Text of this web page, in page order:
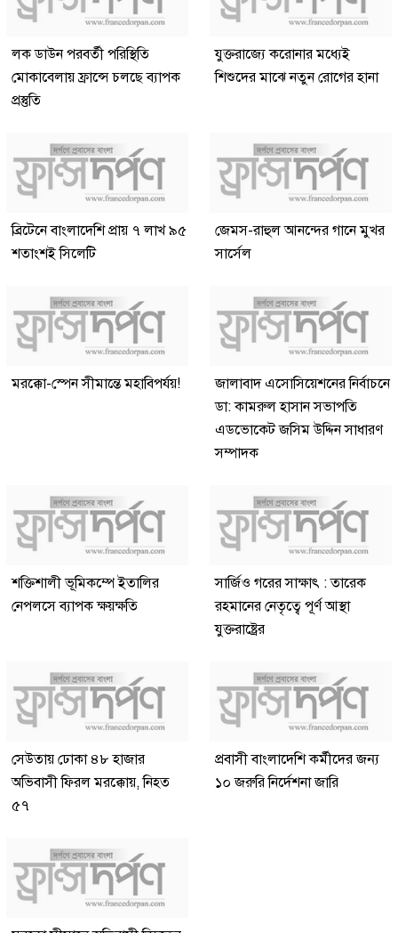
লক ডাউন পরবর্তী পরিস্থিতি
মোকাবেলায় ফ্রান্সে চলছে ব্যাপক
প্রস্তুতি
যুক্তরাজ্যে করোনার মধ্যেই
শিশুদের মাঝে নতুন রোগের হানা
ব্রিটেনে বাংলাদেশি প্রায় ৭ লাখ ৯৫
শতাংশই সিলেটি
জেমস-রাহুল আনন্দের গানে মুখর
সার্সেল
মরক্কো-স্পেন সীমান্তে মহাবিপর্যয়!
জালাবাদ এসোসিয়েশনের নির্বাচনে
ডা: কামরুল হাসান সভাপতি
এডভোকেট জসিম উদ্দিন সাধারণ
সম্পাদক
শক্তিশালী ভূমিকম্পে ইতালির
নেপলসে ব্যাপক ক্ষয়ক্ষতি
সার্জিও গরের সাক্ষাৎ : তারেক
রহমানের নেতৃত্বে পূর্ণ আস্থা
যুক্তরাষ্ট্রের
সেউতায় ঢোকা ৪৮ হাজার
অভিবাসী ফিরল মরক্কোয়, নিহত
৫৭
প্রবাসী বাংলাদেশি কর্মীদের জন্য
১০ জরুরি নির্দেশনা জারি